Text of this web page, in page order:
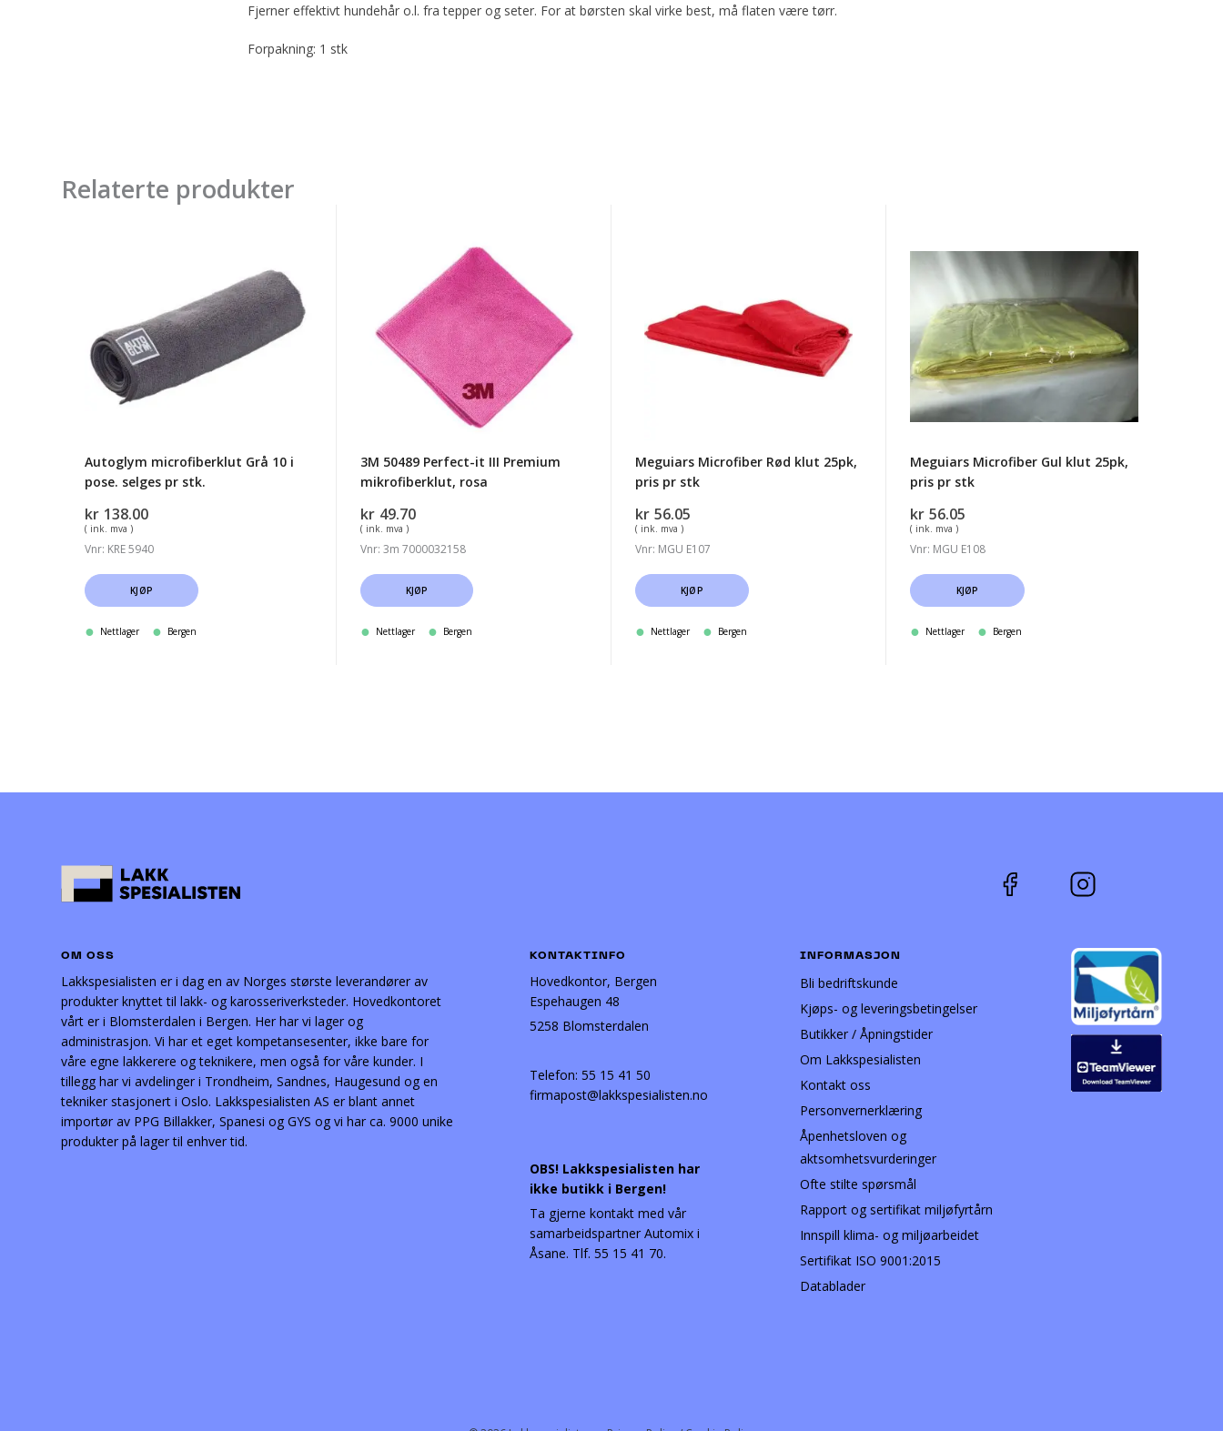
Fjerner effektivt hundehår o.l. fra tepper og seter. For at børsten skal virke best, må flaten være tørr.
Forpakning: 1 stk
Relaterte produkter
pose.
selges
Autoglym microfiberklut Grå 10 i
pose. selges pr stk.
kr 138.00
( ink. mva )
Vnr: KRE 5940
KJØP
Nettlager Bergen
Premium
mikrofiberklut,
3M 50489 Perfect-it III Premium
mikrofiberklut, rosa
kr 49.70
( ink. mva )
Vnr: 3m 7000032158
KJØP
Nettlager Bergen
25pk,
Meguiars Microfiber Rød klut 25pk,
pris pr stk
kr 56.05
( ink. mva )
Vnr: MGU E107
KJØP
Nettlager Bergen
Microfiber
klut
25pk,
pris
pr
stk
Meguiars Microfiber Gul klut 25pk,
pris pr stk
kr 56.05
( ink. mva )
Vnr: MGU E108
KJØP
Nettlager Bergen
OM OSS
Lakkspesialisten er i dag en av Norges største leverandører av
produkter knyttet til lakk- og karosseriverksteder. Hovedkontoret
vårt er i Blomsterdalen i Bergen. Her har vi lager og
administrasjon. Vi har et eget kompetansesenter, ikke bare for
våre egne lakkerere og teknikere, men også for våre kunder. I
tillegg har vi avdelinger i Trondheim, Sandnes, Haugesund og en
tekniker stasjonert i Oslo. Lakkspesialisten AS er blant annet
importør av PPG Billakker, Spanesi og GYS og vi har ca. 9000 unike
produkter på lager til enhver tid.
KONTAKTINFO
Hovedkontor, Bergen
Espehaugen 48
5258 Blomsterdalen
Telefon: 55 15 41 50
firmapost@lakkspesialisten.no
OBS! Lakkspesialisten har
ikke butikk i Bergen!
Ta gjerne kontakt med vår
samarbeidspartner Automix i
Åsane. Tlf. 55 15 41 70.
INFORMASJON
Bli bedriftskunde
Kjøps- og leveringsbetingelser
Butikker / Åpningstider
Om Lakkspesialisten
Kontakt oss
Personvernerklæring
Åpenhetsloven og
aktsomhetsvurderinger
Ofte stilte spørsmål
Rapport og sertifikat miljøfyrtårn
Innspill klima- og miljøarbeidet
Sertifikat ISO 9001:2015
Datablader